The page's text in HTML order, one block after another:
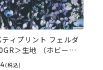
ティプリント フェルダ
＞生地 （ホビーラ
レオリジナル）2026
(税込)